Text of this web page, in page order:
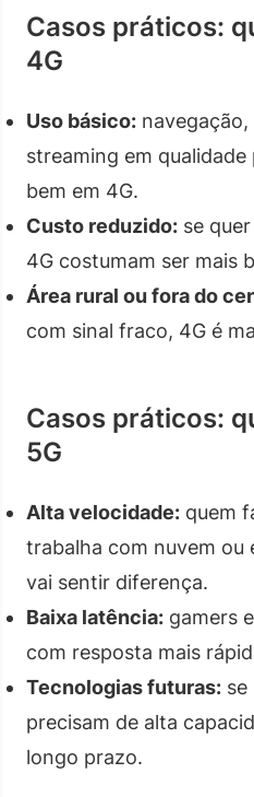
Casos práticos:
4G
Uso básico:
streaming em
bem em 4G.
Custo reduzido: se
4G costumam ser mais
Área rural ou fora do
com sinal fraco, 4G é
Casos práticos:
5G
Alta velocidade: quem
trabalha com nuvem ou
vai sentir diferença.
Baixa latência: gamers
com resposta mais
Tecnologias futuras: se
precisam de alta
longo prazo.